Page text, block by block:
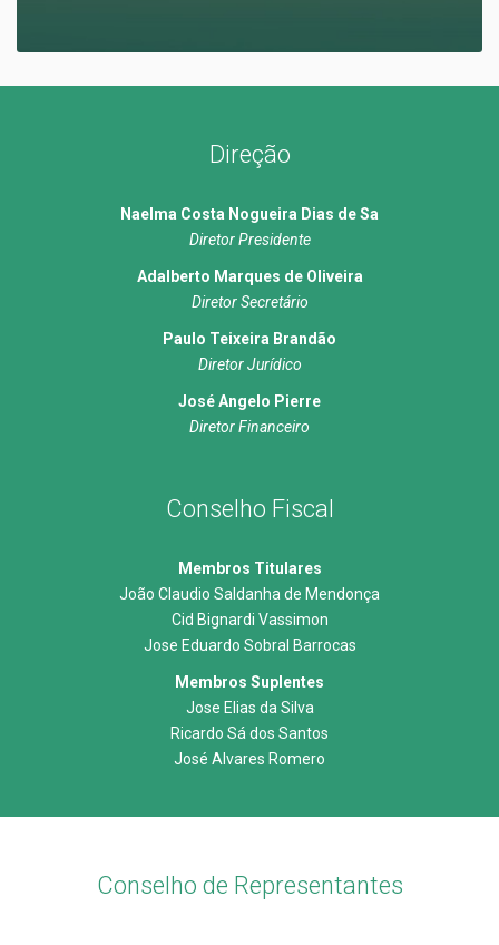
Direção
Naelma Costa Nogueira Dias de Sa
Diretor Presidente
Adalberto Marques de Oliveira
Diretor Secretário
Paulo Teixeira Brandão
Diretor Jurídico
José Angelo Pierre
Diretor Financeiro
Conselho Fiscal
Membros Titulares
João Claudio Saldanha de Mendonça
Cid Bignardi Vassimon
Jose Eduardo Sobral Barrocas
Membros Suplentes
Jose Elias da Silva
Ricardo Sá dos Santos
José Alvares Romero
Conselho de Representantes